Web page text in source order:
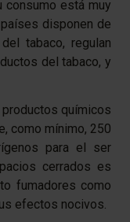
consumo está muy
disponen de
tabaco, regulan
del tabaco, y
productos químicos
como mínimo, 250
para el ser
cerrados es
fumadores como
efectos nocivos.